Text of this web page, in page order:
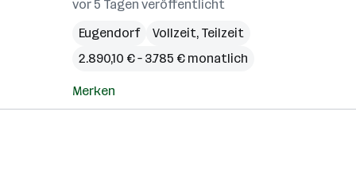
vor 5 Tagen veröffentlicht
Eugendorf
Vollzeit, Teilzeit
2.890,10 € – 3.785 € monatlich
Merken